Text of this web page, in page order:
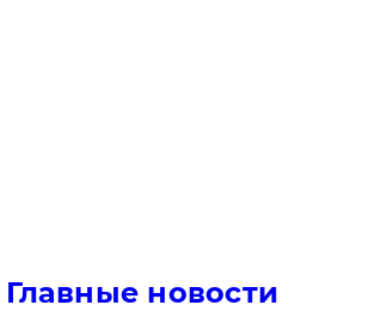
Главные новости